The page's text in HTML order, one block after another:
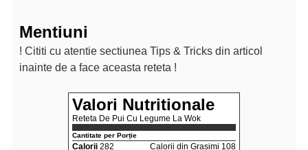
Mentiuni
! Cititi cu atentie sectiunea Tips & Tricks din articol
inainte de a face aceasta reteta !
Valori Nutritionale
Reteta De Pui Cu Legume La Wok
Cantitate per Porție
Calorii 282
Calorii din Grasimi 108